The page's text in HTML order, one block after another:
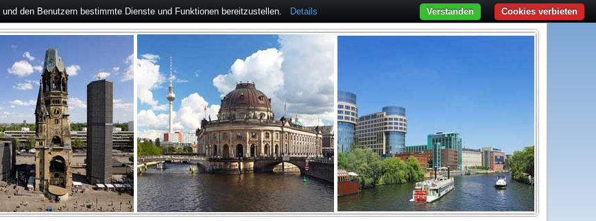
den Benutzern bestimmte Dienste und Funktionen bereitzustellen. Details Cookies verbieten
Verstanden